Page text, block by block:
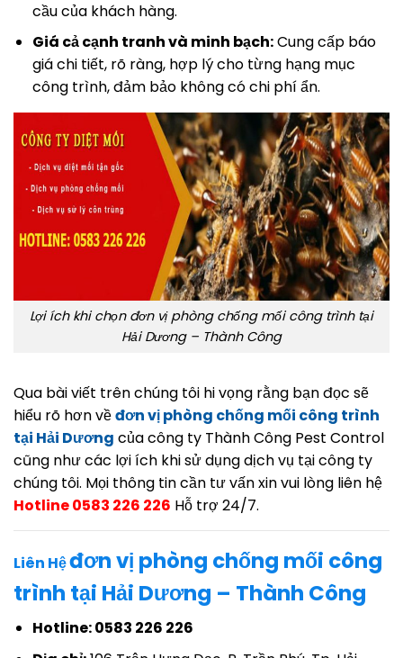
cầu của khách hàng.
Giá cả cạnh tranh và minh bạch:Cung cấp báo
giá chi tiết, rõ ràng, hợp lý cho từng hạng mục
công trình, đảm bảo không có chi phí ẩn.
Lợi ích khi chọn đơn vị phòng chống mối công trình tại
Hải Dương – Thành Công
Qua bài viết trên chúng tôi hi vọng rằng bạn đọc sẽ
hiểu rõ hơn vềđơn vị phòng chống mối công trình
tại Hải Dương của công ty Thành Công Pest Control
cũng như các lợi ích khi sử dụng dịch vụ tại công ty
chúng tôi. Mọi thông tin cần tư vấn xin vui lòng liên hệ
Hotline 0583 226 226 Hỗ trợ 24/7.
Liên Hệđơn vị phòng chống mối công
trình tại Hải Dương – Thành Công
Hotline: 0583 226 226